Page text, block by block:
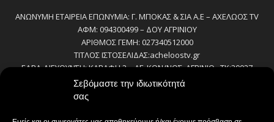
Σεβόμαστε την ιδιωτικότητά
σας
ΑΝΩΝΥΜΗ ΕΤΑΙΡΕΙΑ ΕΠΩΝΥΜΙΑ: Γ. ΜΠΟΚΑΣ & ΣΙΑ Α.Ε – ΑΧΕΛΩΟΣ TV
ΑΦΜ: 094300499 – ΔΟΥ ΑΓΡΙΝΙΟΥ
ΑΡΙΘΜΟΣ ΓΕΜΗ: 027340512000
ΤΙΤΛΟΣ ΙΣΤΟΣΕΛΙΔΑΣ:acheloostv.gr
ΕΔΡΑ-ΔΙΕΥΘΥΝΣΗ: ΚΑΒΑΦΗ 2 – ΑΓ. ΚΩΝ/ΝΟΣ, ΑΓΡΙΝΙΟ , ΤΚ:30027
ΤΗΛΕΦΩΝΟ: 2641022803 – 58800
E-MAIL: bokas@otenet.gr, info@axeloostv.gr
ΝΟΜΙΜΟΣ ΕΚΠΡΟΣΩΠΟΣ: ΜΠΟΚΑΣ ΚΩΝ/ΝΟΣ